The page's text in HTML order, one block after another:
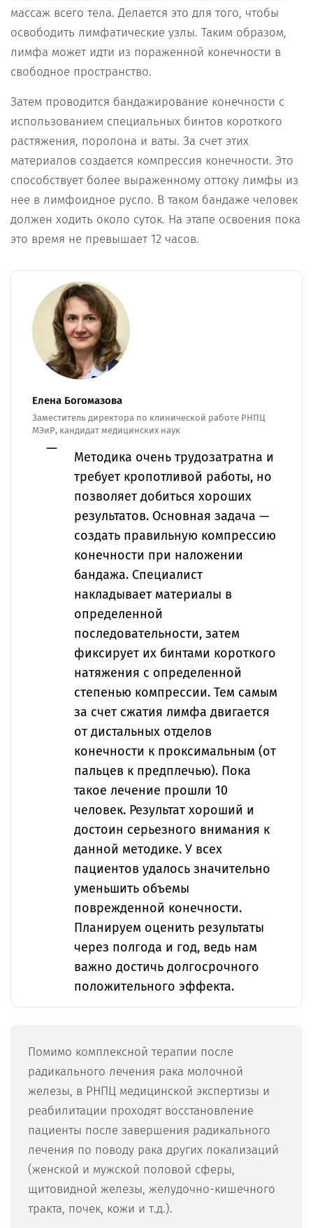
массаж всего тела. Делается это для того, чтобы
освободить лимфатические узлы. Таким образом,
лимфа может идти из пораженной конечности в
свободное пространство.
Затем проводится бандажирование конечности с
использованием специальных бинтов короткого
растяжения, поролона и ваты. За счет этих
материалов создается компрессия конечности. Это
способствует более выраженному оттоку лимфы из
нее в лимфоидное русло. В таком бандаже человек
должен ходить около суток. На этапе освоения пока
это время не превышает 12 часов.
Елена Богомазова
Заместитель директора по клинической работе РНПЦ
МЭиР, кандидат медицинских наук
Методика очень трудозатратна и
требует кропотливой работы, но
позволяет добиться хороших
результатов. Основная задача —
создать правильную компрессию
конечности при наложении
бандажа. Специалист
накладывает материалы в
определенной
последовательности, затем
фиксирует их бинтами короткого
натяжения с определенной
степенью компрессии. Тем самым
за счет сжатия лимфа двигается
от дистальных отделов
конечности к проксимальным (от
пальцев к предплечью). Пока
такое лечение прошли 10
человек. Результат хороший и
достоин серьезного внимания к
данной методике. У всех
пациентов удалось значительно
уменьшить объемы
поврежденной конечности.
Планируем оценить результаты
через полгода и год, ведь нам
важно достичь долгосрочного
положительного эффекта.
Помимо комплексной терапии после
радикального лечения рака молочной
железы, в РНПЦ медицинской экспертизы и
реабилитации проходят восстановление
пациенты после завершения радикального
лечения по поводу рака других локализаций
(женской и мужской половой сферы,
щитовидной железы, желудочно-кишечного
тракта, почек, кожи и т.д.).